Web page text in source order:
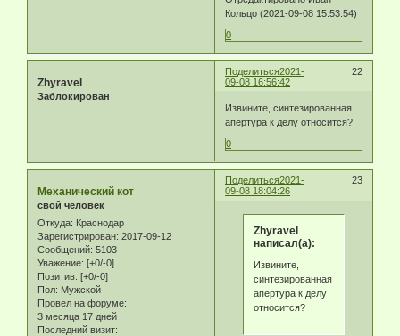
Кольцо (2021-09-08 15:53:54)
0
Поделиться 22
2021-
09-08 16:56:42
Zhyravel
Заблокирован
Извините, синтезированная
апертура к делу относится?
0
Поделиться 23
2021-
09-08 18:04:26
Механический кот
свой человек
Откуда: Краснодар
Зарегистрирован: 2017-09-12
Сообщений: 5103
Уважение: [+0/-0]
Позитив: [+0/-0]
Пол: Мужской
Провел на форуме:
3 месяца 17 дней
Последний визит:
Zhyravel
написал(а):
Извините,
синтезированная
апертура к делу
относится?